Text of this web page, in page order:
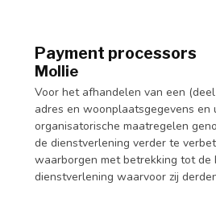
Payment processors
Mollie
Voor het afhandelen van een
adres en woonplaatsgegevens
organisatorische maatregelen
de dienstverlening verder te
waarborgen met betrekking tot de
dienstverlening waarvoor zij